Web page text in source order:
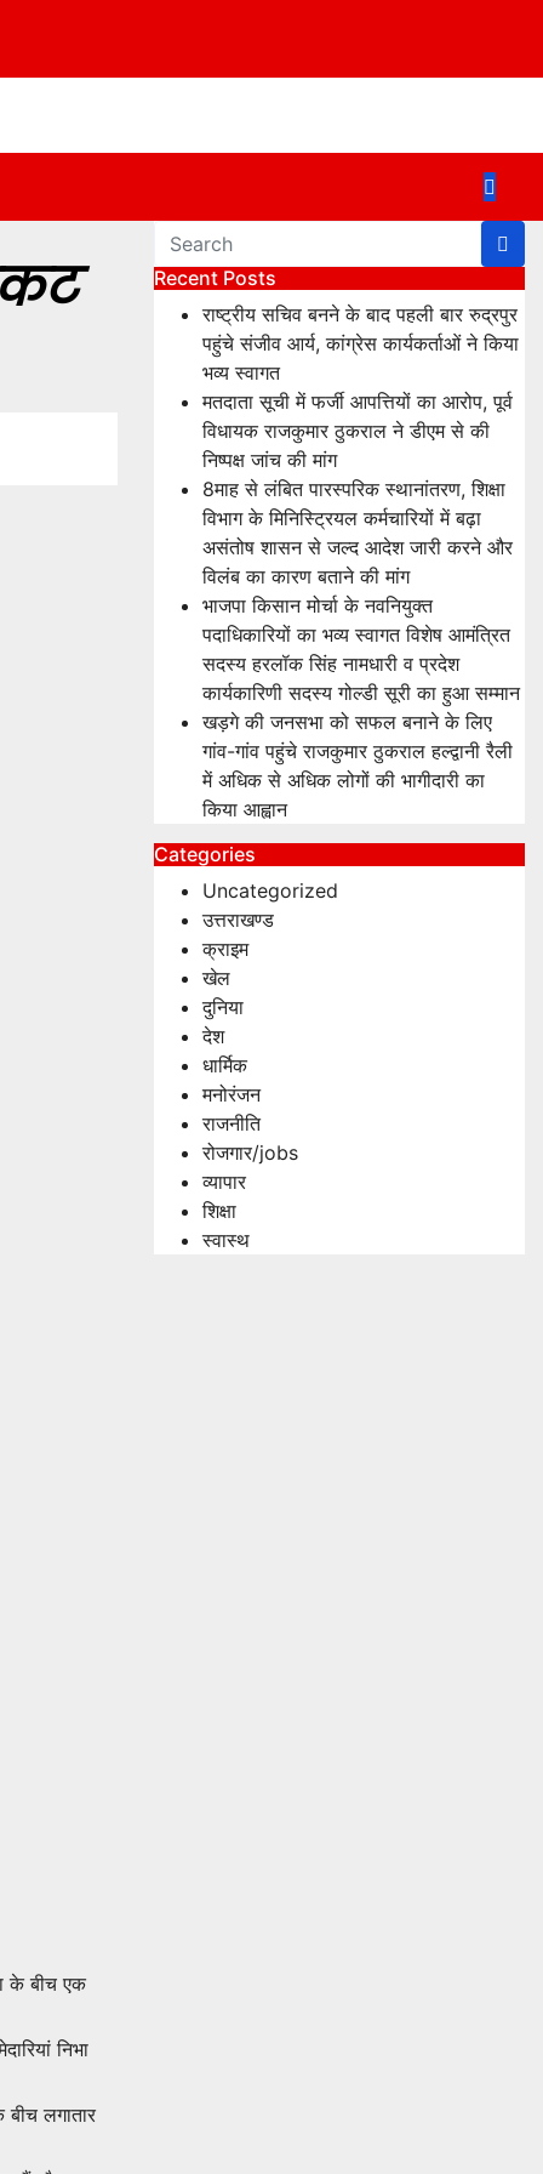
के बीच एक
निभा
लगातार
Recent Posts
राष्ट्रीय सचिव बनने के बाद पहली बार रुद्रपुर
पहुंचे संजीव आर्य, कांग्रेस कार्यकर्ताओं ने किया
भव्य स्वागत
मतदाता सूची में फर्जी आपत्तियों का आरोप, पूर्व
विधायक राजकुमार ठुकराल ने डीएम से की
निष्पक्ष जांच की मांग
8माह से लंबित पारस्परिक स्थानांतरण, शिक्षा
विभाग के मिनिस्ट्रियल कर्मचारियों में बढ़ा
असंतोष शासन से जल्द आदेश जारी करने और
विलंब का कारण बताने की मांग
भाजपा किसान मोर्चा के नवनियुक्त
पदाधिकारियों का भव्य स्वागत विशेष आमंत्रित
सदस्य हरलॉक सिंह नामधारी व प्रदेश
कार्यकारिणी सदस्य गोल्डी सूरी का हुआ सम्मान
खड़गे की जनसभा को सफल बनाने के लिए
गांव-गांव पहुंचे राजकुमार ठुकराल हल्द्वानी रैली
में अधिक से अधिक लोगों की भागीदारी का
किया आह्वान
Categories
Uncategorized
उत्तराखण्ड
क्राइम
खेल
दुनिया
देश
धार्मिक
मनोरंजन
राजनीति
रोजगार/jobs
व्यापार
शिक्षा
स्वास्थ